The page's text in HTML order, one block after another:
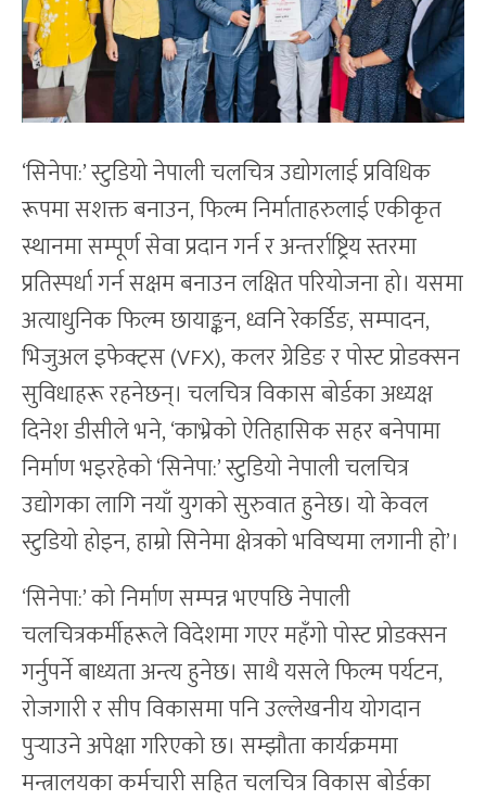
‘सिनेपा:’ स्टुडियो नेपाली चलचित्र उद्योगलाई प्रविधिक
रूपमा सशक्त बनाउन, फिल्म निर्माताहरुलाई एकीकृत
स्थानमा सम्पूर्ण सेवा प्रदान गर्न र अन्तर्राष्ट्रिय स्तरमा
प्रतिस्पर्धा गर्न सक्षम बनाउन लक्षित परियोजना हो। यसमा
अत्याधुनिक फिल्म छायाङ्कन, ध्वनि रेकर्डिङ, सम्पादन,
भिजुअल इफेक्ट्स (VFX), कलर ग्रेडिङ र पोस्ट प्रोडक्सन
सुविधाहरू रहनेछन्। चलचित्र विकास बोर्डका अध्यक्ष
दिनेश डीसीले भने, ‘काभ्रेको ऐतिहासिक सहर बनेपामा
निर्माण भइरहेको ‘सिनेपा:’ स्टुडियो नेपाली चलचित्र
उद्योगका लागि नयाँ युगको सुरुवात हुनेछ। यो केवल
स्टुडियो होइन, हाम्रो सिनेमा क्षेत्रको भविष्यमा लगानी हो’।
‘सिनेपा:’ को निर्माण सम्पन्न भएपछि नेपाली
चलचित्रकर्मीहरूले विदेशमा गएर महँगो पोस्ट प्रोडक्सन
गर्नुपर्ने बाध्यता अन्त्य हुनेछ। साथै यसले फिल्म पर्यटन,
रोजगारी र सीप विकासमा पनि उल्लेखनीय योगदान
पुर्‍याउने अपेक्षा गरिएको छ। सम्झौता कार्यक्रममा
मन्त्रालयका कर्मचारी सहित चलचित्र विकास बोर्डका